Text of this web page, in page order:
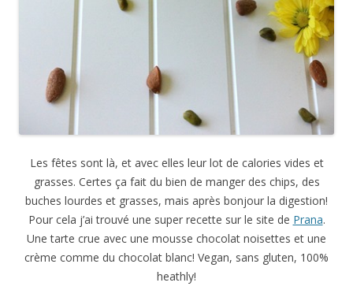
Les fêtes sont là, et avec elles leur lot de calories vides et
grasses. Certes ça fait du bien de manger des chips, des
buches lourdes et grasses, mais après bonjour la digestion!
Pour cela j’ai trouvé une super recette sur le site de Prana.
Une tarte crue avec une mousse chocolat noisettes et une
crème comme du chocolat blanc! Vegan, sans gluten, 100%
heathly!